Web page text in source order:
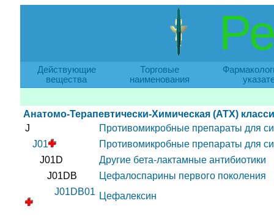
Действующие
вещества
Торговые
наименования
Анатомо-Терапевтически-Химическая (АТХ)
J
Противомикробные препараты для
J01
Противомикробные препараты для
J01D
Другие бета-лактамные антибиотики
J01DB
Цефалоспарины первого поколения
J01DB01 Цефалексин